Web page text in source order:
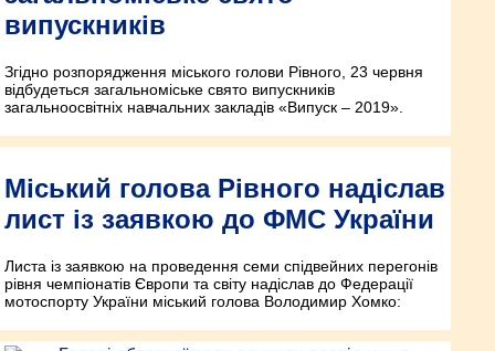
випускників
Згідно розпорядження міського голови Рівного, 23 червня
відбудеться загальноміське свято випускників
загальноосвітніх навчальних закладів «Випуск – 2019».
Міський голова Рівного надіслав
лист із заявкою до ФМС України
Листа із заявкою на проведення семи спідвейних перегонів
рівня чемпіонатів Європи та світу надіслав до Федерації
мотоспорту України міський голова Володимир Хомко: